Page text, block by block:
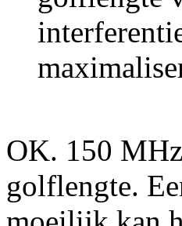
OK. 150
golflengte.